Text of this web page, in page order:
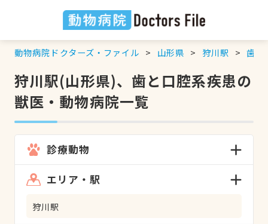
動物病院ドクターズ・ファイル 山形県 狩川駅 歯と
狩川駅(山形県)、歯と口腔系疾患の
獣医・動物病院一覧
診療動物
エリア・駅
狩川駅